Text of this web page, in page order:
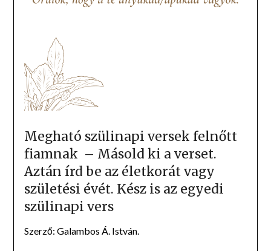
Megható szülinapi versek felnőtt
fiamnak – Másold ki a verset.
Aztán írd be az életkorát vagy
születési évét. Kész is az egyedi
szülinapi vers
Szerző: Galambos Á. István.